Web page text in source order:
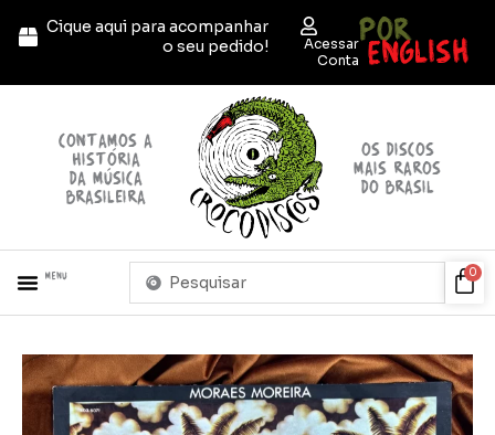
para
conteúdo
Cique aqui para acompanhar
o seu pedido!
Acessar
Conta
POR
ENGLISH
contamos a
história
da música
brasileira
OS discos
mais raros
do brasil
Menu
Pesquisar
0